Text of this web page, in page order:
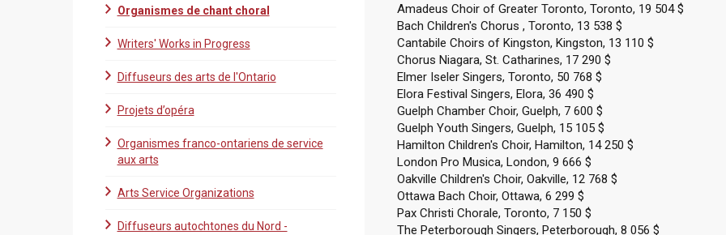
Organismes de chant choral
Writers' Works in Progress
Diffuseurs des arts de l'Ontario
Projets d’opéra
Organismes franco-ontariens de service
aux arts
Arts Service Organizations
Diffuseurs autochtones du Nord -
Amadeus Choir of Greater Toronto, Toronto, 19 504 $
Bach Children's Chorus , Toronto, 13 538 $
Cantabile Choirs of Kingston, Kingston, 13 110 $
Chorus Niagara, St. Catharines, 17 290 $
Elmer Iseler Singers, Toronto, 50 768 $
Elora Festival Singers, Elora, 36 490 $
Guelph Chamber Choir, Guelph, 7 600 $
Guelph Youth Singers, Guelph, 15 105 $
Hamilton Children's Choir, Hamilton, 14 250 $
London Pro Musica, London, 9 666 $
Oakville Children's Choir, Oakville, 12 768 $
Ottawa Bach Choir, Ottawa, 6 299 $
Pax Christi Chorale, Toronto, 7 150 $
The Peterborough Singers, Peterborough, 8 056 $